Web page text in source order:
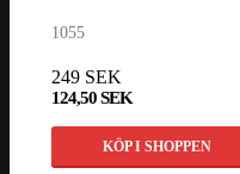
1055
249 SEK
124,50 SEK
KÖP I SHOPPEN